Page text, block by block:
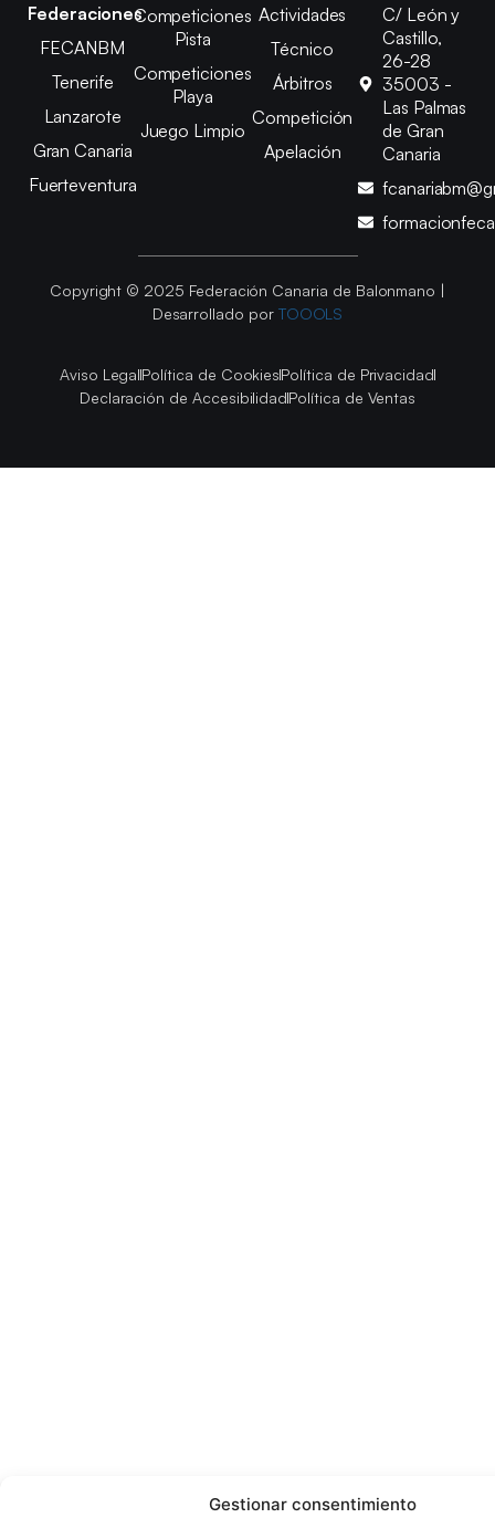
Gestionar consentimiento
Federaciones
FECANBM
Tenerife
Lanzarote
Gran Canaria
Fuerteventura
Competiciones
Pista
Competiciones
Playa
Juego Limpio
Actividades
Técnico
Árbitros
Competición
Apelación
C/ León y
Castillo,
26-28
35003 -
Las Palmas
de Gran
Canaria
Copyright © 2025 Federación Canaria de Balonmano |
Desarrollado por TOOOLS
Aviso LegalPolítica de CookiesPolítica de Privacidad
Declaración de AccesibilidadPolítica de Ventas